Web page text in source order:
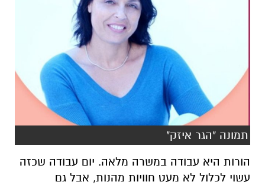
תמונה "הגר איזק"
הורות היא עבודה במשרה מלאה. יום עבודה שכזה
עשוי לכלול לא מעט חוויות מהנות, אבל גם